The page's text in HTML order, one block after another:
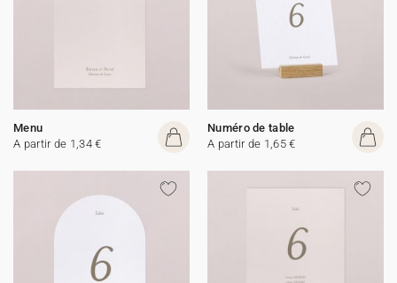
Menu
A partir de 1,34 €
Numéro de table
A partir de 1,65 €